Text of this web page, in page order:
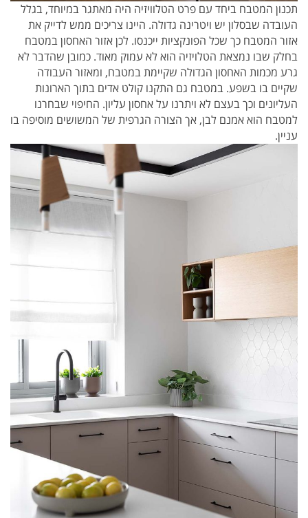
תכנון המטבח ביחד עם פרט הטלוויזיה היה מאתגר במיוחד, בגלל
העובדה שבסלון יש ויטרינה גדולה. היינו צריכים ממש לדייק את
אזור המטבח כך שכל הפונקציות ייכנסו. לכן אזור האחסון במטבח
בחלק שבו נמצאת הטלויזיה הוא לא עמוק מאוד. כמובן שהדבר לא
גרע מכמות האחסון הגדולה שקיימת במטבח, ומאזור העבודה
שקיים בו בשפע. במטבח גם התקנו קולט אדים בתוך הארונות
העליונים וכך בעצם לא ויתרנו על אחסון עליון. החיפוי שבחרנו
למטבח הוא אמנם לבן, אך הצורה הגרפית של המשושים מוסיפה בו
עניין.